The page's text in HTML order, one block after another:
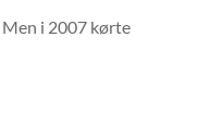
i 2007 kørte